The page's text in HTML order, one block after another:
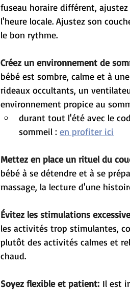
fuseau horaire différent,
l'heure locale. Ajustez son
le bon rythme.
Créez un environnement de
bébé est sombre, calme et à
rideaux occultants, un
environnement propice au
durant tout l'été avec le
sommeil : en profiter ici
Mettez en place un rituel du
bébé à se détendre et à se
massage, la lecture d'une
Évitez les stimulations
les activités trop stimulantes,
plutôt des activités calmes et
chaud.
Soyez flexible et patient: Il est